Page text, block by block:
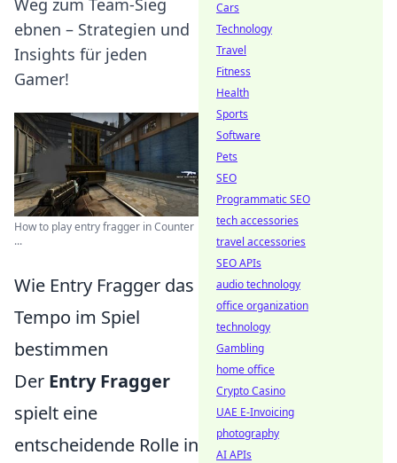
Weg zum Team-Sieg
ebnen – Strategien und
Insights für jeden
Gamer!
How to play entry fragger in Counter
...
Wie Entry Fragger das
Tempo im Spiel
bestimmen
Der Entry Fragger
spielt eine
entscheidende Rolle in
Cars
Technology
Travel
Fitness
Health
Sports
Software
Pets
SEO
Programmatic SEO
tech accessories
travel accessories
SEO APIs
audio technology
office organization
technology
Gambling
home office
Crypto Casino
UAE E-Invoicing
photography
AI APIs